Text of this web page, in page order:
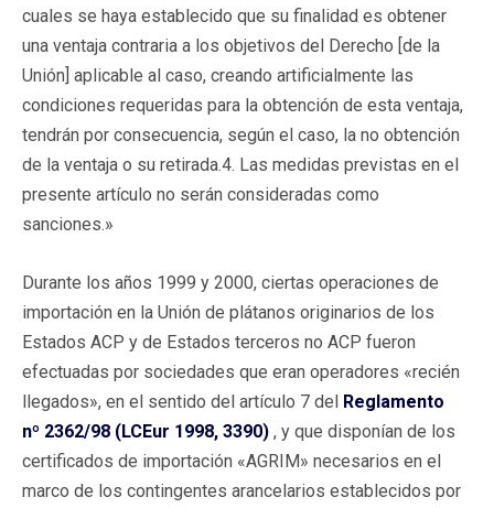
cuales se haya establecido que su finalidad es obtener
una ventaja contraria a los objetivos del Derecho [de la
Unión] aplicable al caso, creando artificialmente las
condiciones requeridas para la obtención de esta ventaja,
tendrán por consecuencia, según el caso, la no obtención
de la ventaja o su retirada.4. Las medidas previstas en el
presente artículo no serán consideradas como
sanciones.»
Durante los años 1999 y 2000, ciertas operaciones de
importación en la Unión de plátanos originarios de los
Estados ACP y de Estados terceros no ACP fueron
efectuadas por sociedades que eran operadores «recién
llegados», en el sentido del artículo 7 del Reglamento
nº 2362/98 (LCEur 1998, 3390) , y que disponían de los
certificados de importación «AGRIM» necesarios en el
marco de los contingentes arancelarios establecidos por